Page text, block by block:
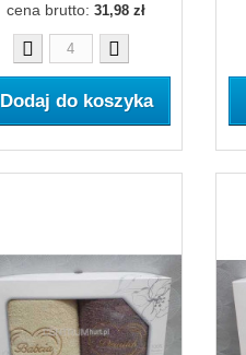
cena brutto: 31,98 zł
Dodaj do koszyka